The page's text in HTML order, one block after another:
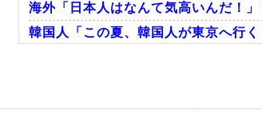
海外「日本人はなんて気高いんだ！
韓国人「この夏、韓国人が東京へ行
韓国人「大韓航空の熊本地震飲料水